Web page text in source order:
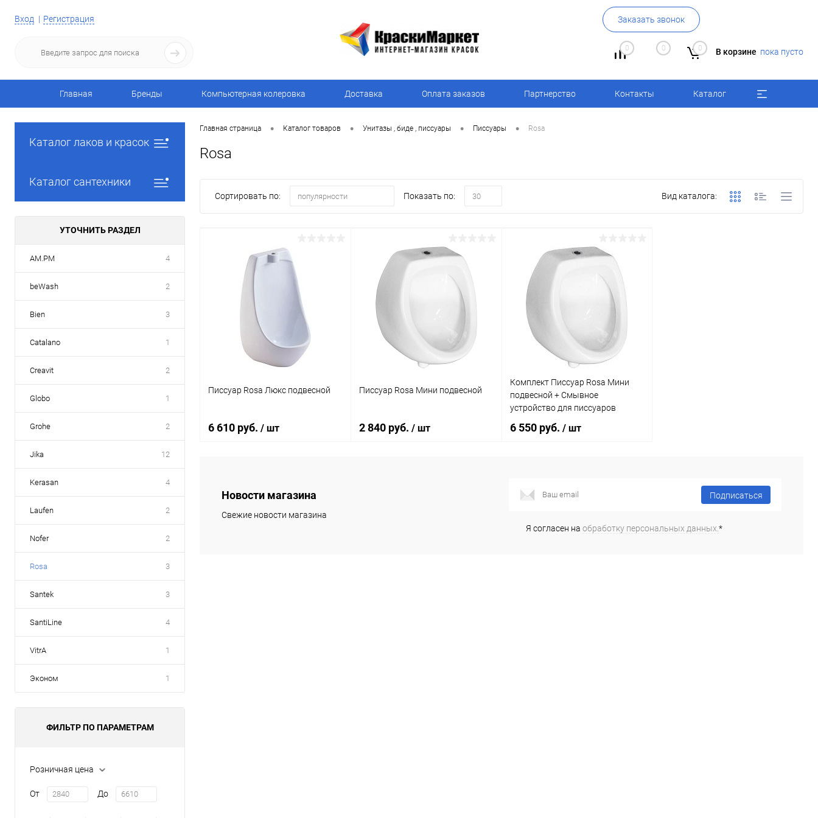
Вход Регистрация Заказать звонок
0 0 0 В корзине пока пусто
Главная Бренды Компьютерная колеровка Доставка Оплата заказов Партнерство Контакты Каталог
Каталог лаков и красок
Каталог сантехники
УТОЧНИТЬ РАЗДЕЛ
AM.PM 4
beWash 2
Bien 3
Catalano 1
Creavit 2
Globo 1
Grohe 2
Jika 12
Kerasan 4
Laufen 2
Nofer 2
Rosa 3
Santek 3
SantiLine 4
VitrA 1
Эконом 1
ФИЛЬТР ПО ПАРАМЕТРАМ
Розничная цена
От До
Главная страница • Каталог товаров • Унитазы , биде , писсуары • Писсуары • Rosa
Rosa
Сортировать по: популярности Показать по: 30 Вид каталога:
Писсуар Rosa Люкс подвесной
6 610 руб. / шт
Купить в 1 клик
Писсуар Rosa Мини подвесной
2 840 руб. / шт
Комплект Писсуар Rosa Мини
подвесной + Смывное
устройство для писсуаров
AlcaPlast ATS001 кнопочный
вентиль
6 550 руб. / шт
В избранное Под заказ
Новости магазина
Свежие новости магазина
Подписаться
Я согласен на обработку персональных данных. *